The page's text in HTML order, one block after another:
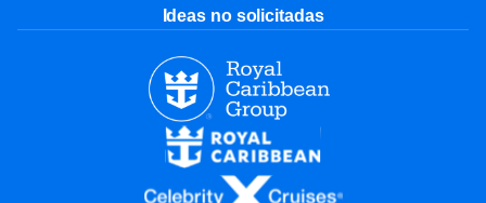
Ideas no solicitadas